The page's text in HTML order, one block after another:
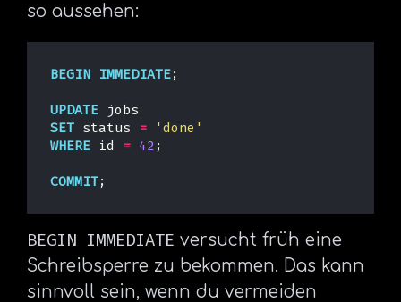
so aussehen:
BEGIN IMMEDIATE;
UPDATE
jobs
SET status =
'done'
WHERE
id = 42 ;
COMMIT;
BEGIN IMMEDIATE versucht früh eine
Schreibsperre zu bekommen. Das kann
sinnvoll sein, wenn du vermeiden